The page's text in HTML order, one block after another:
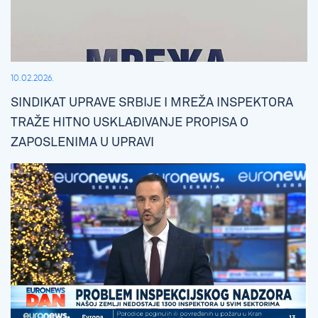
10.02.2026.
SINDIKAT UPRAVE SRBIJE I MREŽA INSPEKTORA
TRAŽE HITNO USKLAĐIVANJE PROPISA O
ZAPOSLENIMA U UPRAVI